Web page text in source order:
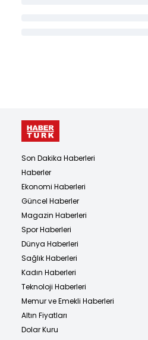
Son Dakika Haberleri
Haberler
Ekonomi Haberleri
Güncel Haberler
Magazin Haberleri
Spor Haberleri
Dünya Haberleri
Sağlık Haberleri
Kadın Haberleri
Teknoloji Haberleri
Memur ve Emekli Haberleri
Altın Fiyatları
Dolar Kuru